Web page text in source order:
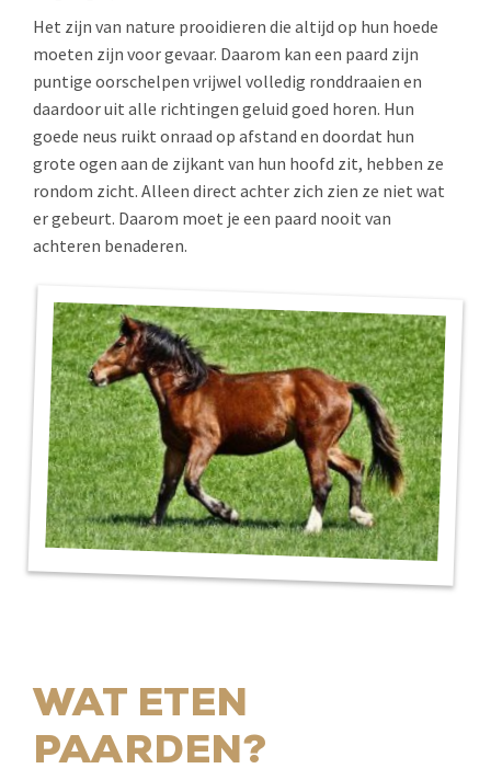
Het zijn van nature prooidieren die altijd op hun hoede
moeten zijn voor gevaar. Daarom kan een paard zijn
puntige oorschelpen vrijwel volledig ronddraaien en
daardoor uit alle richtingen geluid goed horen. Hun
goede neus ruikt onraad op afstand en doordat hun
grote ogen aan de zijkant van hun hoofd zit, hebben ze
rondom zicht. Alleen direct achter zich zien ze niet wat
er gebeurt. Daarom moet je een paard nooit van
achteren benaderen.
WAT ETEN
PAARDEN?